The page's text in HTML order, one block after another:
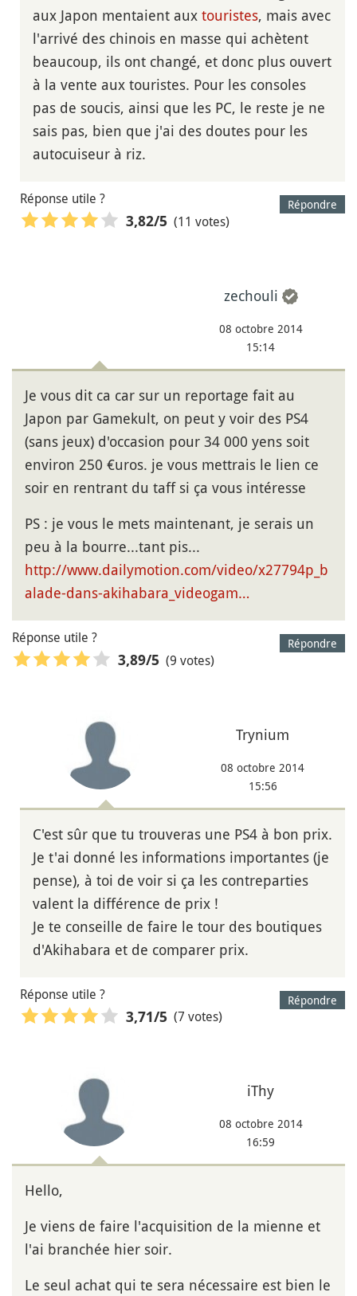
aux Japon mentaient aux touristes, mais avec
l'arrivé des chinois en masse qui achètent
beaucoup, ils ont changé, et donc plus ouvert
à la vente aux touristes. Pour les consoles
pas de soucis, ainsi que les PC, le reste je ne
sais pas, bien que j'ai des doutes pour les
autocuiseur à riz.
Répondre
Réponse utile ?
3,82/5 (11 votes)
zechouli
08 octobre 2014
15:14
Je vous dit ca car sur un reportage fait au
Japon par Gamekult, on peut y voir des PS4
(sans jeux) d'occasion pour 34 000 yens soit
environ 250 €uros. je vous mettrais le lien ce
soir en rentrant du taff si ça vous intéresse
PS : je vous le mets maintenant, je serais un
peu à la bourre...tant pis...
http://www.dailymotion.com/video/x27794p_b
alade-dans-akihabara_videogam…
Répondre
Réponse utile ?
3,89/5 (9 votes)
Trynium
08 octobre 2014
15:56
C'est sûr que tu trouveras une PS4 à bon prix.
Je t'ai donné les informations importantes (je
pense), à toi de voir si ça les contreparties
valent la différence de prix !
Je te conseille de faire le tour des boutiques
d'Akihabara et de comparer prix.
Répondre
Réponse utile ?
3,71/5 (7 votes)
iThy
08 octobre 2014
16:59
Hello,
Je viens de faire l'acquisition de la mienne et
l'ai branchée hier soir.
Le seul achat qui te sera nécessaire est bien le